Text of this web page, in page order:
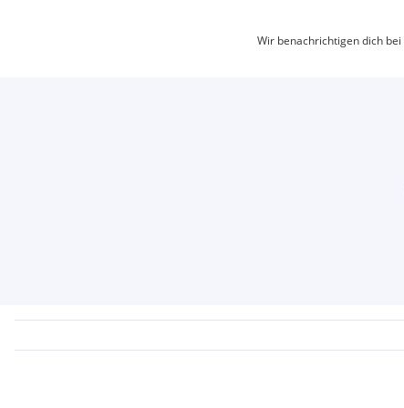
Wir benachrichtigen dich bei